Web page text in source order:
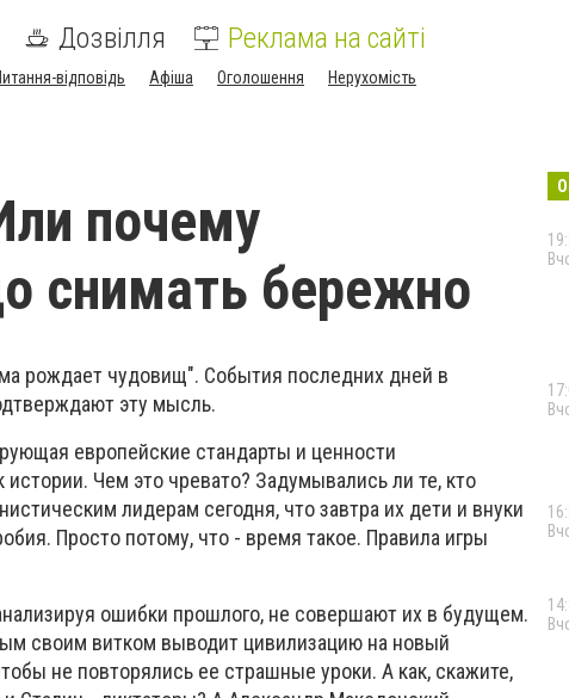
Дозвілля Реклама на сайті
відповідь Афіша Оголошення Нерухомість
почему
снимать бережно
рождает чудовищ". События последних дней в
эту мысль.
европейские стандарты и ценности
Чем это чревато? Задумывались ли те, кто
лидерам сегодня, что завтра их дети и внуки
Просто потому, что - время такое. Правила игры
ошибки прошлого, не совершают их в будущем.
своим витком выводит цивилизацию на новый
не повторялись ее страшные уроки. А как, скажите,